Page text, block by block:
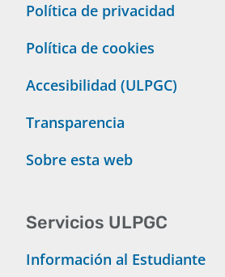
Política de privacidad
Política de cookies
Accesibilidad (ULPGC)
Transparencia
Sobre esta web
Servicios ULPGC
Información al Estudiante